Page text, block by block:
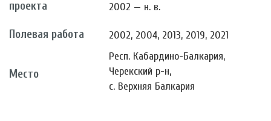
проекта
2002 — н. в.
Полевая работа 2002, 2004, 2013, 2019, 2021
Место
Респ. Кабардино-Балкария,
Черекский р-н,
с. Верхняя Балкария